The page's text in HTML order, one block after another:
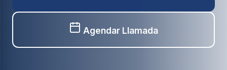
Agendar Llamada